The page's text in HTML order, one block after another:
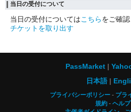
当日の受付について
当日の受付についてはこちらをご確認
チケットを取り出す
PassMarket
日本語
プライバシーポリシー
プラ
規約
ヘルプ